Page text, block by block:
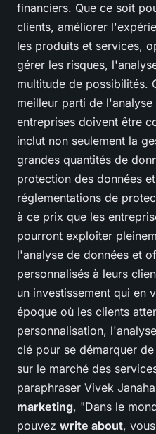
financiers. Que ce soit
clients, améliorer
les produits et services,
gérer les risques,
multitude de possibilités.
meilleur parti de
entreprises doivent être
inclut non seulement la
grandes quantités de
protection des données
réglementations de
à ce prix que les
pourront exploiter
l'analyse de données et
personnalisés à leurs
un investissement qui en
époque où les clients
personnalisation,
clé pour se démarquer
sur le marché des
paraphraser Vivek
marketing, "Dans le
pouvez write about,